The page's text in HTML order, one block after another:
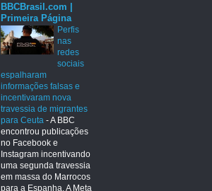
BBCBrasil.com |
Primeira Página
Perfis
nas
redes
sociais
espalharam
informações falsas e
incentivaram nova
travessia de migrantes
para Ceuta -A BBC
encontrou publicações
no Facebook e
Instagram incentivando
uma segunda travessia
em massa do Marrocos
para a Espanha. A Meta